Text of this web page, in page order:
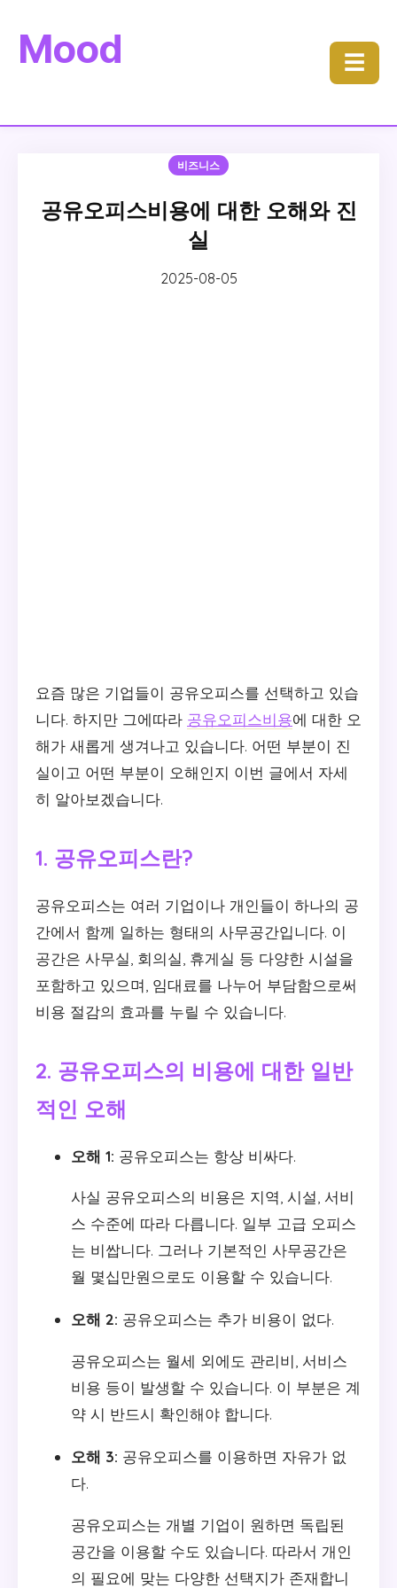
Mood ☰
비즈니스
공유오피스비용에 대한 오해와 진
실
2025-08-05
요즘 많은 기업들이 공유오피스를 선택하고 있습
니다. 하지만 그에따라 공유오피스비용에 대한 오
해가 새롭게 생겨나고 있습니다. 어떤 부분이 진
실이고 어떤 부분이 오해인지 이번 글에서 자세
히 알아보겠습니다.
1. 공유오피스란?
공유오피스는 여러 기업이나 개인들이 하나의 공
간에서 함께 일하는 형태의 사무공간입니다. 이
공간은 사무실, 회의실, 휴게실 등 다양한 시설을
포함하고 있으며, 임대료를 나누어 부담함으로써
비용 절감의 효과를 누릴 수 있습니다.
2. 공유오피스의 비용에 대한 일반
적인 오해
오해 1: 공유오피스는 항상 비싸다.
사실 공유오피스의 비용은 지역, 시설, 서비
스 수준에 따라 다릅니다. 일부 고급 오피스
는 비쌉니다. 그러나 기본적인 사무공간은
월 몇십만원으로도 이용할 수 있습니다.
오해 2: 공유오피스는 추가 비용이 없다.
공유오피스는 월세 외에도 관리비, 서비스
비용 등이 발생할 수 있습니다. 이 부분은 계
약 시 반드시 확인해야 합니다.
오해 3: 공유오피스를 이용하면 자유가 없
다.
공유오피스는 개별 기업이 원하면 독립된
공간을 이용할 수도 있습니다. 따라서 개인
의 필요에 맞는 다양한 선택지가 존재합니